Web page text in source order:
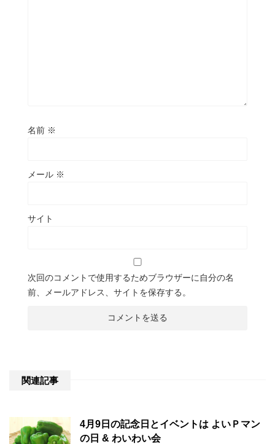
名前 ※
メール ※
サイト
次回のコメントで使用するためブラウザーに自分の名
前、メールアドレス、サイトを保存する。
関連記事
4月9日の記念日とイベントは よいＰマン
の日 & わいわい会